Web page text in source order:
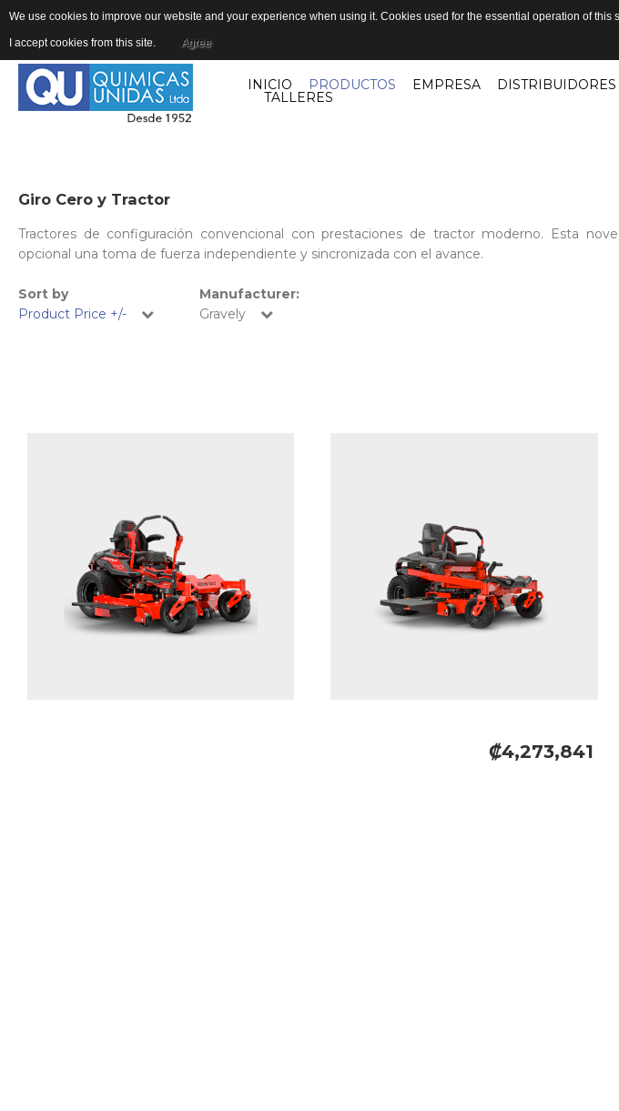
INICIO PRODUCTOS EMPRESA DISTRIBUIDORES
TALLERES
Giro Cero y Tractor
Tractores de configuración convencional con prestaciones de tractor moderno. Esta
opcional una toma de fuerza independiente y sincronizada con el avance.
Sort by
Product Price +/-
Manufacturer:
Gravely
₡4,273,841
We use cookies to improve our website and your experience when using it. Cookies used for the essential operation of
I accept cookies from this site. Agree